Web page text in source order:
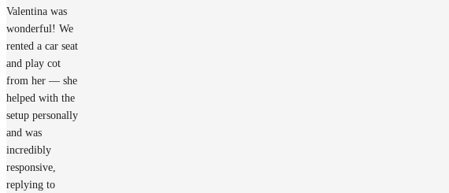
Valentina was
wonderful! We
rented a car seat
and play cot
from her — she
helped with the
setup personally
and was
incredibly
responsive,
replying to